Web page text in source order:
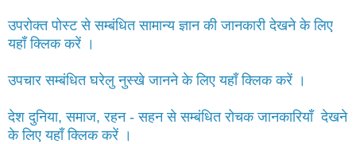
उपरोक्त पोस्ट से सम्बंधित सामान्य ज्ञान की जानकारी देखने के लिए
यहाँ क्लिक करें ।
उपचार सम्बंधित घरेलु नुस्खे जानने के लिए यहाँ क्लिक करें ।
देश दुनिया, समाज, रहन - सहन से सम्बंधित रोचक जानकारियाँ देखने
के लिए यहाँ क्लिक करें ।